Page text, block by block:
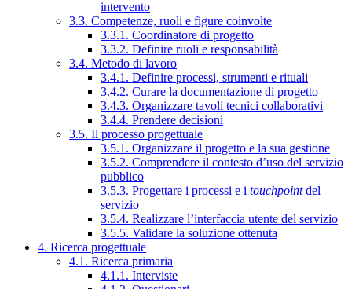
intervento
3.3. Competenze, ruoli e figure coinvolte
3.3.1. Coordinatore di progetto
3.3.2. Definire ruoli e responsabilità
3.4. Metodo di lavoro
3.4.1. Definire processi, strumenti e rituali
3.4.2. Curare la documentazione di progetto
3.4.3. Organizzare tavoli tecnici collaborativi
3.4.4. Prendere decisioni
3.5. Il processo progettuale
3.5.1. Organizzare il progetto e la sua gestione
3.5.2. Comprendere il contesto d’uso del servizio
pubblico
3.5.3. Progettare i processi e i touchpointdel
servizio
3.5.4. Realizzare l’interfaccia utente del servizio
3.5.5. Validare la soluzione ottenuta
4. Ricerca progettuale
4.1. Ricerca primaria
4.1.1. Interviste